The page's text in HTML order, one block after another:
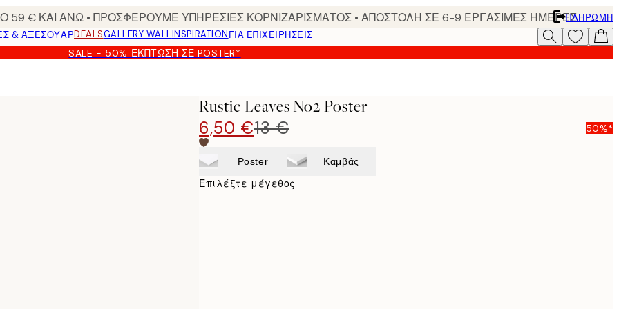
€ ΚΑΙ ΑΝΩ • ΠΡΟΣΦΕΡΟΥΜΕ ΥΠΗΡΕΣΙΕΣ ΚΟΡΝΙΖΑΡΙΣΜΑΤΟΣ • ΑΠΟΣΤΟΛΗ ΣΕ 6-9 ΕΡΓΑΣΙΜΕΣ ΗΜΕΡΕΣΠΛΗΡΩΜΉ
& ΑΞΕΣΟΥΆΡDEALSGALLERY WALLINSPIRATIONΓΙΑ ΕΠΙΧΕΙΡΗΣΕΙΣ
SALE - 50% ΈΚΠΤΩΣΗ ΣΕ POSTER*
Rustic Leaves No2 Poster
6,50 €13 € 50%*
Poster Καμβάς
Επιλέξτε μέγεθος